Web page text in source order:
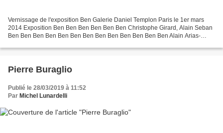
Vernissage de l'exposition Ben Galerie Daniel Templon Paris le 1er mars
2014 Exposition Ben Ben Ben Ben Ben Ben Christophe Girard, Alain Seban
Ben Ben Ben Ben Ben Ben Ben Ben Ben Ben Ben Ben Ben Alain Arias-
Pierre Buraglio
Publié le 28/03/2019 à 11:52
Par Michel Lunardelli